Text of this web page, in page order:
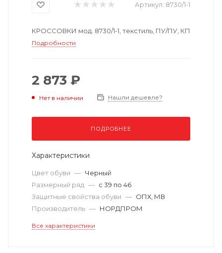
Артикул: 8730/1-1
КРОССОВКИ мод. 8730/1-1, текстиль, ПУ/ПУ, КП
Подробности
2 873 ₽
Нет в наличии Нашли дешевле?
ПОДРОБНЕЕ
Характеристики
Цвет обуви — Черный
Размерный ряд — с 39 по 46
Защитные свойства обуви — ОПХ, МВ
Производитель — НОРДПРОМ
Все характеристики